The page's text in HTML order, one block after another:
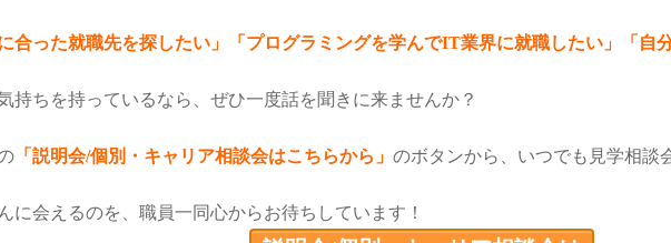
に合った就職先を探したい」「プログラミングを学んでIT業界に就職したい」「自
持ちを持っているなら、ぜひ一度話を聞きに来ませんか？
「説明会/個別・キャリア相談会はこちらから」 のボタンから、いつでも見学相談
に会えるのを、職員一同心からお待ちしています！